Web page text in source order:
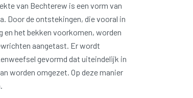
van Bechterew is een vorm van
Door de ontstekingen, die vooral in
en het bekken voorkomen, worden
aangetast. Er wordt
gevormd dat uiteindelijk in
worden omgezet. Op deze manier